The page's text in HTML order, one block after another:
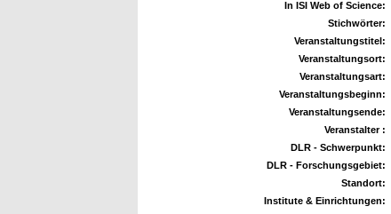
In ISI Web of Science:
Stichwörter:
Veranstaltungstitel:
Veranstaltungsort:
Veranstaltungsart:
Veranstaltungsbeginn:
Veranstaltungsende:
Veranstalter :
DLR - Schwerpunkt:
DLR - Forschungsgebiet:
Standort:
Institute & Einrichtungen: